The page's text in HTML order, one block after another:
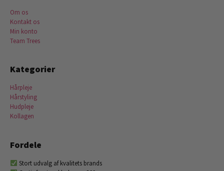
Om os
Kontakt os
Min konto
Team Trees
Kategorier
Hårpleje
Hårstyling
Hudpleje
Kollagen
Fordele
Stort udvalg af kvalitets brands